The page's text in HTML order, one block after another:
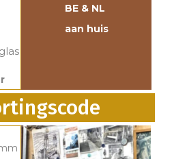
BE & NL
aan huis